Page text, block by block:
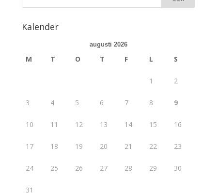
Kalender
augusti 2026
M T O T F L S
1 2
3 4 5 6 7 8 9
10 11 12 13 14 15 16
17 18 19 20 21 22 23
24 25 26 27 28 29 30
31